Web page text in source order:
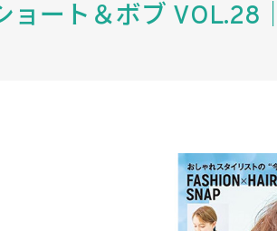
ョート＆ボブ VOL.28